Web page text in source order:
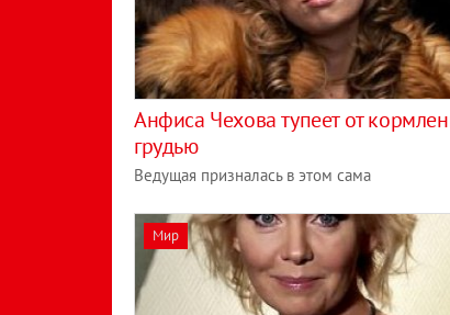
Анфиса Чехова тупеет от
грудью
Ведущая призналась в этом сама
Мир